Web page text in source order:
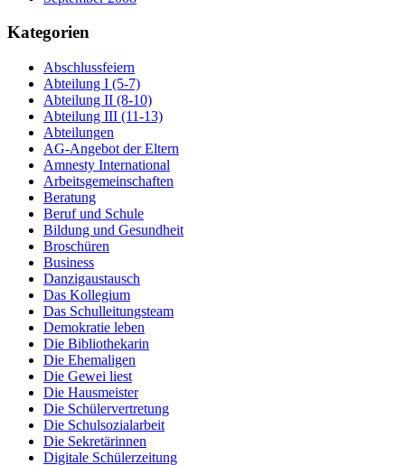
Kategorien
Abschlussfeiern
Abteilung I (5-7)
Abteilung II (8-10)
Abteilung III (11-13)
Abteilungen
AG-Angebot der Eltern
Amnesty International
Arbeitsgemeinschaften
Beratung
Beruf und Schule
Bildung und Gesundheit
Broschüren
Business
Danzigaustausch
Das Kollegium
Das Schulleitungsteam
Demokratie leben
Die Bibliothekarin
Die Ehemaligen
Die Gewei liest
Die Hausmeister
Die Schülervertretung
Die Schulsozialarbeit
Die Sekretärinnen
Digitale Schülerzeitung